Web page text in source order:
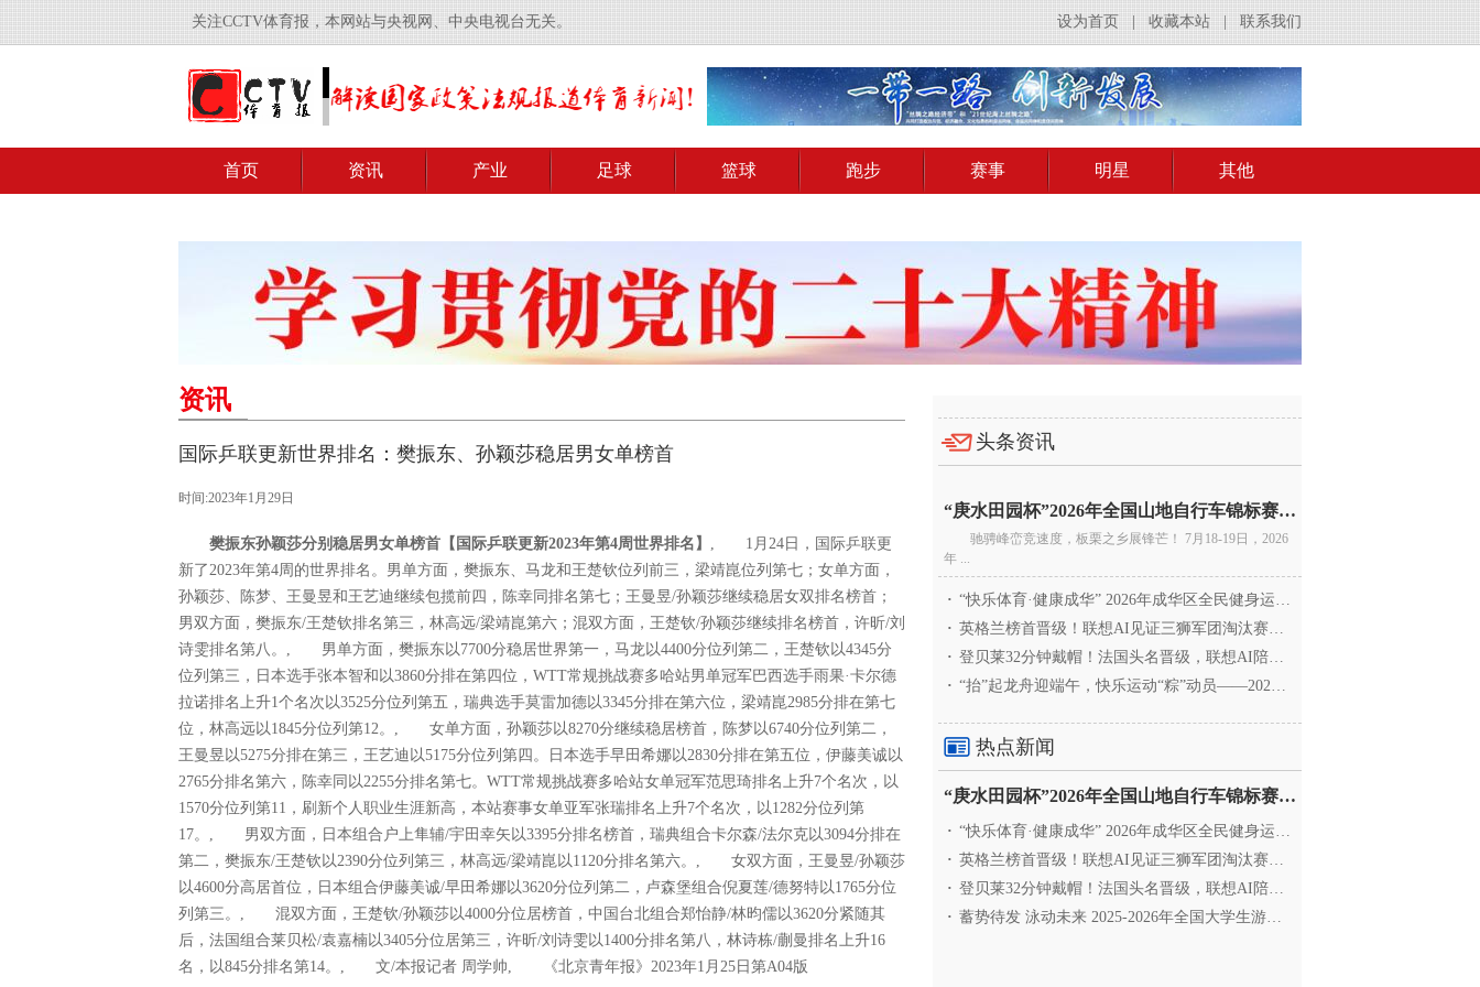
关注CCTV体育报，本网站与央视网、中央电视台无关。 联系我们
收藏本站
设为首页
首页 资讯 产业 足球 篮球 跑步 赛事 明星 其他
资讯
国际乒联更新世界排名：樊振东、孙颖莎稳居男女单榜首
时间:2023年1月29日
樊振东孙颖莎分别稳居男女单榜首【国际乒联更新2023年第4周世界排名】 , 1月24日，国际乒联更
新了2023年第4周的世界排名。男单方面，樊振东、马龙和王楚钦位列前三，梁靖崑位列第七；女单方面，
孙颖莎、陈梦、王曼昱和王艺迪继续包揽前四，陈幸同排名第七；王曼昱/孙颖莎继续稳居女双排名榜首；
男双方面，樊振东/王楚钦排名第三，林高远/梁靖崑第六；混双方面，王楚钦/孙颖莎继续排名榜首，许昕/刘
诗雯排名第八。, 男单方面，樊振东以7700分稳居世界第一，马龙以4400分位列第二，王楚钦以4345分
位列第三，日本选手张本智和以3860分排在第四位，WTT常规挑战赛多哈站男单冠军巴西选手雨果·卡尔德
拉诺排名上升1个名次以3525分位列第五，瑞典选手莫雷加德以3345分排在第六位，梁靖崑2985分排在第七
位，林高远以1845分位列第12。, 女单方面，孙颖莎以8270分继续稳居榜首，陈梦以6740分位列第二，
王曼昱以5275分排在第三，王艺迪以5175分位列第四。日本选手早田希娜以2830分排在第五位，伊藤美诚以
2765分排名第六，陈幸同以2255分排名第七。WTT常规挑战赛多哈站女单冠军范思琦排名上升7个名次，以
1570分位列第11，刷新个人职业生涯新高，本站赛事女单亚军张瑞排名上升7个名次，以1282分位列第
17。, 男双方面，日本组合户上隼辅/宇田幸矢以3395分排名榜首，瑞典组合卡尔森/法尔克以3094分排在
第二，樊振东/王楚钦以2390分位列第三，林高远/梁靖崑以1120分排名第六。, 女双方面，王曼昱/孙颖莎
以4600分高居首位，日本组合伊藤美诚/早田希娜以3620分位列第二，卢森堡组合倪夏莲/德努特以1765分位
列第三。, 混双方面，王楚钦/孙颖莎以4000分位居榜首，中国台北组合郑怡静/林昀儒以3620分紧随其
后，法国组合莱贝松/袁嘉楠以3405分位居第三，许昕/刘诗雯以1400分排名第八，林诗栋/蒯曼排名上升16
名，以845分排名第14。, 文/本报记者 周学帅, 《北京青年报》2023年1月25日第A04版
头条资讯
“庚水田园杯”2026年全国山地自行车锦标赛暨全国青年
驰骋峰峦竞速度，板栗之乡展锋芒！ 7月18-19日，2026
年 ...
· “快乐体育·健康成华” 2026年成华区全民健身运动会暨
· 英格兰榜首晋级！联想AI见证三狮军团淘汰赛征程
· 登贝莱32分钟戴帽！法国头名晋级，联想AI陪伴世界杯
· “抬”起龙舟迎端午，快乐运动“粽”动员——2026年成华区
热点新闻
“庚水田园杯”2026年全国山地自行车锦标赛暨全国青年
· “快乐体育·健康成华” 2026年成华区全民健身运动会暨
· 英格兰榜首晋级！联想AI见证三狮军团淘汰赛征程
· 登贝莱32分钟戴帽！法国头名晋级，联想AI陪伴世界杯
· 蓄势待发 泳动未来 2025-2026年全国大学生游泳锦标赛